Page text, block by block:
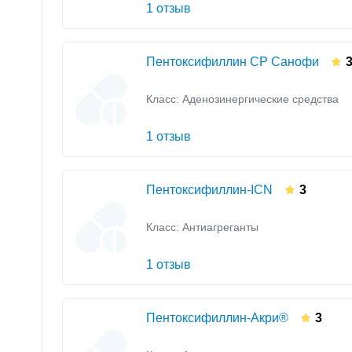
1 отзыв
Пентоксифиллин СР Санофи 3
Класс: Аденозинергические средства
1 отзыв
Пентоксифиллин-ICN 3
Класс: Антиагреганты
1 отзыв
Пентоксифиллин-Акри® 3